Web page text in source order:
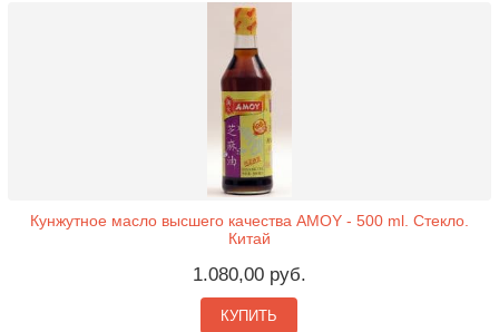
Кунжутное масло высшего качества AMOY - 500 ml. Стекло.
Китай
1.080,00 руб.
КУПИТЬ